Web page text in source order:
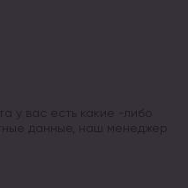
у вас есть какие -либо
данные, наш менеджер